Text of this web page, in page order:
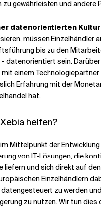
gewährleisten und andere
datenorientierten
müssen Einzelhändler
bis zu den
datenorientiert sein.
mit einem
Erfahrung mit der
hat.
helfen?
Mittelpunkt der Entwicklung
von IT-Lösungen, die
liefern und sich direkt auf
Einzelhändlern
zu werden
zu nutzen. Wir tun dies